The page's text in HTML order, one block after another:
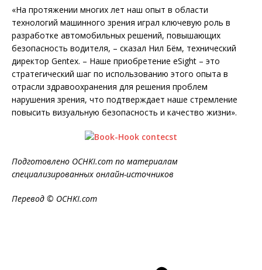
«На протяжении многих лет наш опыт в области
технологий машинного зрения играл ключевую роль в
разработке автомобильных решений, повышающих
безопасность водителя, – сказал Нил Бём, технический
директор Gentex. – Наше приобретение eSight – это
стратегический шаг по использованию этого опыта в
отрасли здравоохранения для решения проблем
нарушения зрения, что подтверждает наше стремление
повысить визуальную безопасность и качество жизни».
Подготовлено OCHKI.com по материалам
специализированных онлайн-источников
Перевод © OCHKI.com